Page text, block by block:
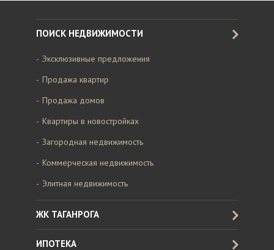
ПОИСК НЕДВИЖИМОСТИ
Эксклюзивные предложения
Продажа квартир
Продажа домов
Квартиры в новостройках
Загородная недвижимость
Коммерческая недвижимость
Элитная недвижимость
ЖК ТАГАНРОГА
ИПОТЕКА